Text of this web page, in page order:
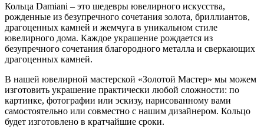
Кольца Damiani – это шедевры ювелирного искусства,
рожденные из безупречного сочетания золота, бриллиантов,
драгоценных камней и жемчуга в уникальном стиле
ювелирного дома. Каждое украшение рождается из
безупречного сочетания благородного металла и сверкающих
драгоценных камней.
В нашей ювелирной мастерской «Золотой Мастер» мы можем
изготовить украшение практически любой сложности: по
картинке, фотографии или эскизу, нарисованному вами
самостоятельно или совместно с нашим дизайнером. Кольцо
будет изготовлено в кратчайшие сроки.